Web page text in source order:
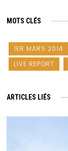
MOTS CLÉS
1ER MARS 2014
LIVE REPORT
ARTICLES LIÉS